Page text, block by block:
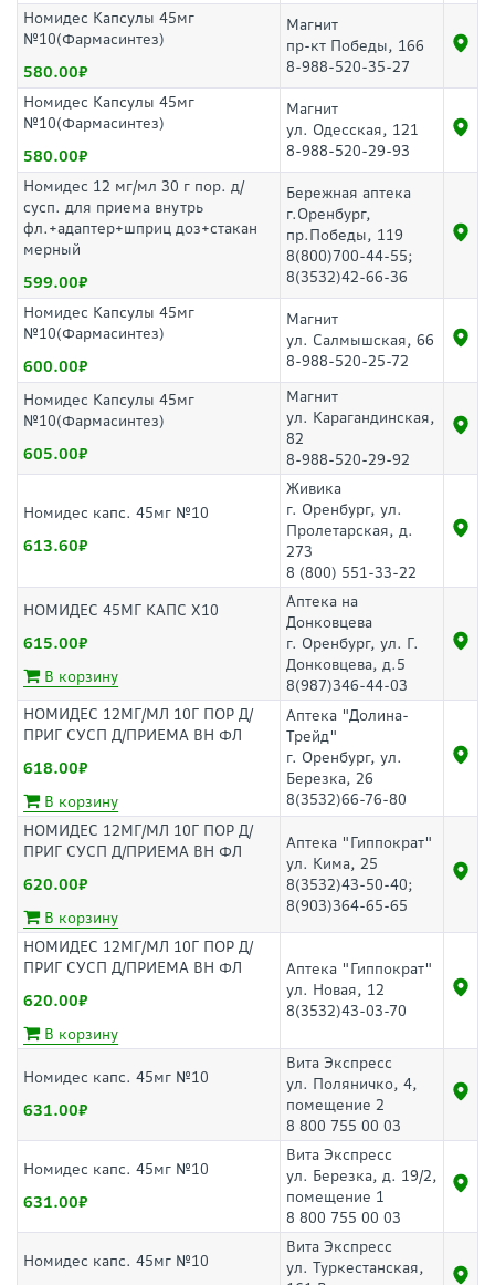
Номидес Капсулы 45мг
№10(Фармасинтез)
580.00
Магнит
пр-кт Победы, 166
8-988-520-35-27
Номидес Капсулы 45мг
№10(Фармасинтез)
580.00
Магнит
ул. Одесская, 121
8-988-520-29-93
Номидес 12 мг/мл 30 г пор. д/
сусп. для приема внутрь
фл.+адаптер+шприц доз+стакан
мерный
599.00
Бережная аптека
г.Оренбург,
пр.Победы, 119
8(800)700-44-55;
8(3532)42-66-36
Номидес Капсулы 45мг
№10(Фармасинтез)
600.00
Магнит
ул. Салмышская, 66
8-988-520-25-72
Номидес Капсулы 45мг
№10(Фармасинтез)
605.00
Магнит
ул. Карагандинская,
82
8-988-520-29-92
Номидес капс. 45мг №10
613.60
Живика
г. Оренбург, ул.
Пролетарская, д.
273
8 (800) 551-33-22
НОМИДЕС 45МГ КАПС Х10
615.00
В корзину
Аптека на
Донковцева
г. Оренбург, ул. Г.
Донковцева, д.5
8(987)346-44-03
НОМИДЕС 12МГ/МЛ 10Г ПОР Д/
ПРИГ СУСП Д/ПРИЕМА ВН ФЛ
618.00
В корзину
Аптека "Долина-
Трейд"
г. Оренбург, ул.
Березка, 26
8(3532)66-76-80
НОМИДЕС 12МГ/МЛ 10Г ПОР Д/
ПРИГ СУСП Д/ПРИЕМА ВН ФЛ
620.00
В корзину
Аптека "Гиппократ"
ул. Кима, 25
8(3532)43-50-40;
8(903)364-65-65
НОМИДЕС 12МГ/МЛ 10Г ПОР Д/
ПРИГ СУСП Д/ПРИЕМА ВН ФЛ
620.00
В корзину
Аптека "Гиппократ"
ул. Новая, 12
8(3532)43-03-70
Номидес капс. 45мг №10
631.00
Вита Экспресс
ул. Поляничко, 4,
помещение 2
8 800 755 00 03
Номидес капс. 45мг №10
631.00
Вита Экспресс
ул. Березка, д. 19/2,
помещение 1
8 800 755 00 03
Номидес капс. 45мг №10
Вита Экспресс
ул. Туркестанская,